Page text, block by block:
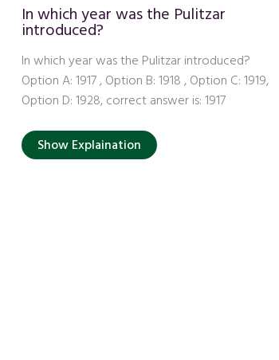
In which year was the Pulitzar
introduced?
In which year was the Pulitzar introduced?
Option A: 1917 , Option B: 1918 , Option C: 1919,
Option D: 1928, correct answer is: 1917
Show Explaination